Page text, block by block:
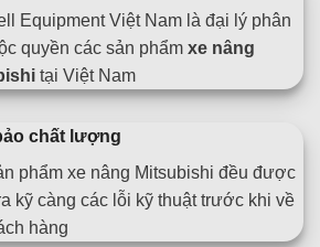
Equipment Việt Nam là đại lý phân
quyền các sản phẩm xe nâng
tại Việt Nam
chất lượng
phẩm xe nâng Mitsubishi đều được
kỹ càng các lỗi kỹ thuật trước khi về
hàng